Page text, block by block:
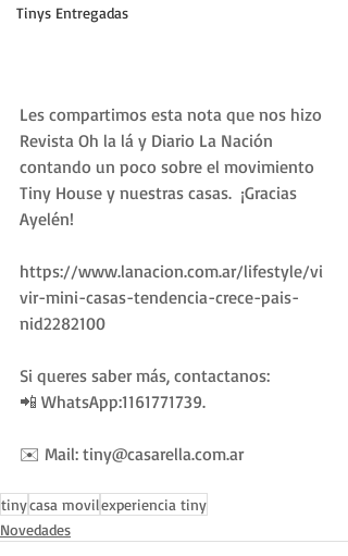
Tinys Entregadas
Les compartimos esta nota que nos hizo
Revista Oh la lá y Diario La Nación
contando un poco sobre el movimiento
Tiny House y nuestras casas.  ¡Gracias
Ayelén!
https://www.lanacion.com.ar/lifestyle/vi
vir-mini-casas-tendencia-crece-pais-
nid2282100
Si queres saber más, contactanos:
📲 WhatsApp:1161771739.
✉️ Mail: tiny@casarella.com.ar
tinycasa movilexperiencia tiny
Novedades